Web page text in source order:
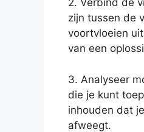
2. Verbind de
zijn tussen de
voortvloeien
van een
3. Analyseer
die je kunt
inhouden dat
afweegt.